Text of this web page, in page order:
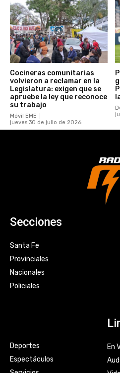
Cocineras comunitarias
volvieron a reclamar en la
Legislatura: exigen que se
apruebe la ley que reconoce
su trabajo
Móvil EME
jueves 30 de julio de 2026
Secciones
Santa Fe
Provinciales
Nacionales
Policiales
Deportes
Espectáculos
En